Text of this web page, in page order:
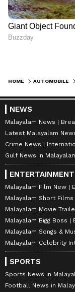
HOME AUTOMOBILE
NEWS
Malayalam News
Latest Malayalam
Crime News
Gulf News in
ENTERTAINMENT
Malayalam Film New
Malayalam Short Films
Malayalam Movie
Malayalam Bigg Boss
Malayalam Songs &
Malayalam Celebrity
SPORTS
Sports News in
Football News in